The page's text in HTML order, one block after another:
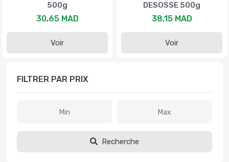
FILTRER PAR PRIX
Recherche
500g
30,65 MAD
Voir
DESOSSE 500g
38,15 MAD
Voir